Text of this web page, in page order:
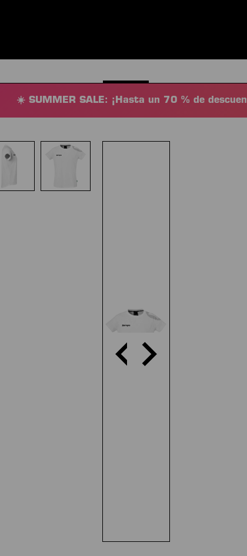
☀️ SUMMER SALE: ¡Hasta un 70 % de